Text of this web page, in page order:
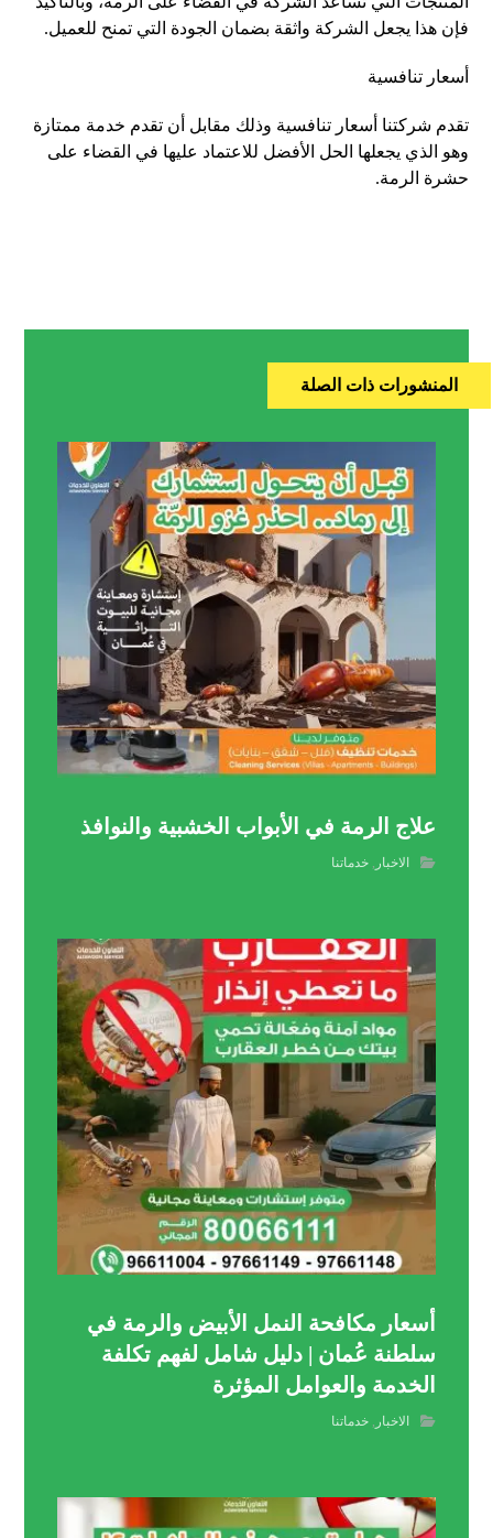
فإن هذا يجعل الشركة واثقة بضمان الجودة التي تمنح للعميل.
أسعار تنافسية
تقدم شركتنا أسعار تنافسية وذلك مقابل أن تقدم خدمة ممتازة
وهو الذي يجعلها الحل الأفضل للاعتماد عليها في القضاء على
حشرة الرمة.
المنشورات ذات الصلة
علاج الرمة في الأبواب الخشبية والنوافذ
الاخبار ,خدماتنا
أسعار مكافحة النمل الأبيض والرمة في
سلطنة عُمان | دليل شامل لفهم تكلفة
الخدمة والعوامل المؤثرة
الاخبار ,خدماتنا